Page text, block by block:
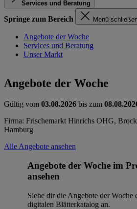
Services und Beratung
Springe zum Bereich Menü
Angebote der Woche
Services und Beratung
Unser Markt
Angebote der Woche
Gültig vom 03.08.2026 bis zum
Firma: Frischemarkt Hinrichs OHG,
Hamburg
Alle Angebote ansehen
Angebote der Woche im
ansehen
Siehe dir die Angebote der Woche
digitalen Blätterkatalog an.